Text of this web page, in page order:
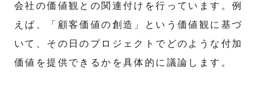
会社の価値観との関連付けを行っています。例
えば、「顧客価値の創造」という価値観に基づ
いて、その日のプロジェクトでどのような付加
価値を提供できるかを具体的に議論します。